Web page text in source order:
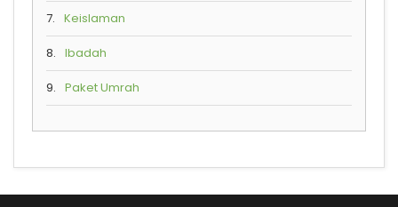
7. Keislaman
8. Ibadah
9. Paket Umrah